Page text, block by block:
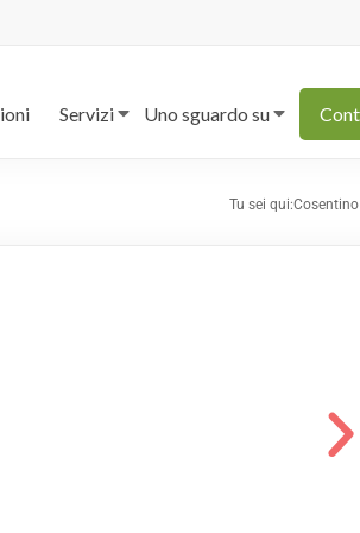
Servizi Uno sguardo su
Tu sei qui: